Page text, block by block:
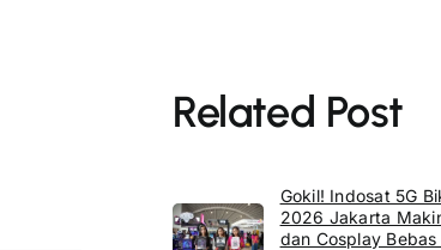
Related Post
Gokil! Indosat 5G
2026 Jakarta
dan Cosplay Bebas